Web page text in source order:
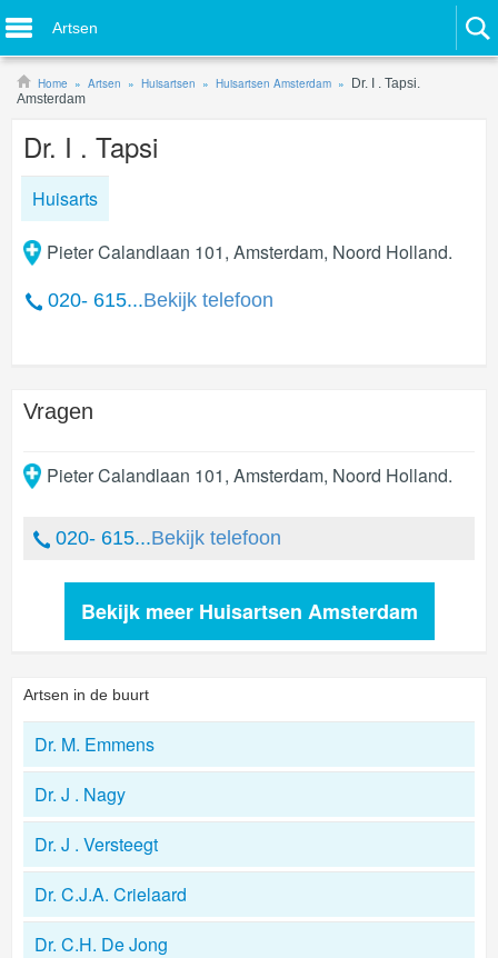
Artsen
Home Artsen Huisartsen Huisartsen Amsterdam
Dr. I . Tapsi.
Amsterdam
Dr. I . Tapsi
Huisarts
Pieter Calandlaan 101, Amsterdam, Noord Holland.
020- 615...Bekijk telefoon
Vragen
Pieter Calandlaan 101, Amsterdam, Noord Holland.
020- 615...Bekijk telefoon
Bekijk meer Huisartsen Amsterdam
Artsen in de buurt
Dr. M. Emmens
Dr. J . Nagy
Dr. J . Versteegt
Dr. C.J.A. Crielaard
Dr. C.H. De Jong